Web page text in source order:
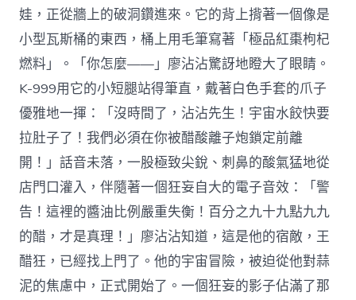
娃，正從牆上的破洞鑽進來。它的背上揹著一個像是
小型瓦斯桶的東西，桶上用毛筆寫著「極品紅棗枸杞
燃料」。「你怎麼——」廖沾沾驚訝地瞪大了眼睛。
K-999用它的小短腿站得筆直，戴著白色手套的爪子
優雅地一揮：「沒時間了，沾沾先生！宇宙水餃快要
拉肚子了！我們必須在你被醋酸離子炮鎖定前離
開！」話音未落，一股極致尖銳、刺鼻的酸氣猛地從
店門口灌入，伴隨著一個狂妄自大的電子音效：「警
告！這裡的醬油比例嚴重失衡！百分之九十九點九九
的醋，才是真理！」廖沾沾知道，這是他的宿敵，王
醋狂，已經找上門了。他的宇宙冒險，被迫從他對蒜
泥的焦慮中，正式開始了。一個狂妄的影子佔滿了那